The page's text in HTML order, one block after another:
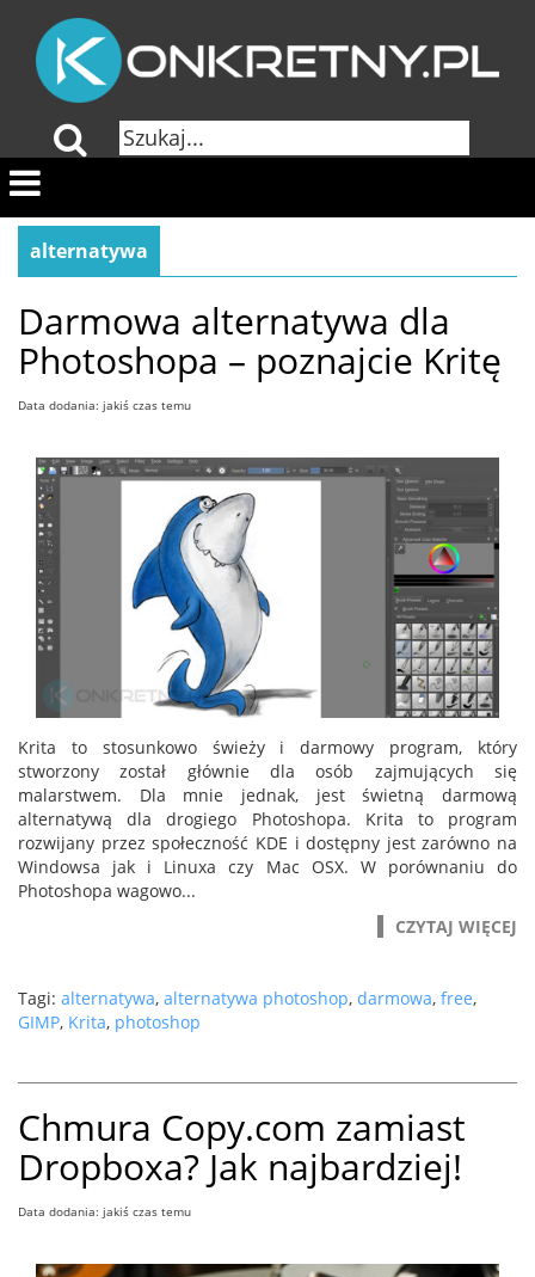
alternatywa
Darmowa alternatywa dla
Photoshopa – poznajcie Kritę
Data dodania: jakiś czas temu
Krita to stosunkowo świeży i darmowy program, który
stworzony został głównie dla osób zajmujących się
malarstwem. Dla mnie jednak, jest świetną darmową
alternatywą dla drogiego Photoshopa. Krita to program
rozwijany przez społeczność KDE i dostępny jest zarówno na
Windowsa jak i Linuxa czy Mac OSX. W porównaniu do
Photoshopa wagowo...
CZYTAJ WIĘCEJ
Tagi: alternatywa, alternatywa photoshop, darmowa, free,
GIMP, Krita, photoshop
Chmura Copy.com zamiast
Dropboxa? Jak najbardziej!
Data dodania: jakiś czas temu